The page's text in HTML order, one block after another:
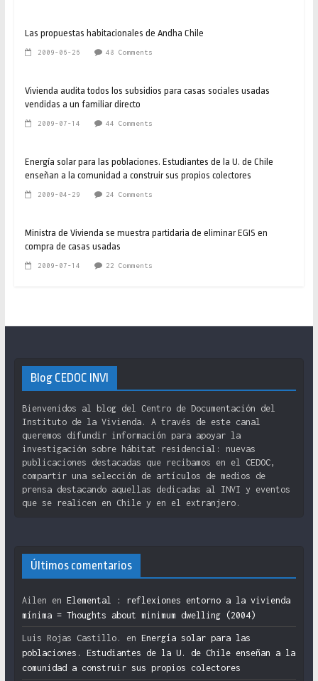
Las propuestas habitacionales de Andha Chile
2009-06-26 48 Comments
Vivienda audita todos los subsidios para casas sociales usadas
vendidas a un familiar directo
2009-07-14 44 Comments
Energía solar para las poblaciones. Estudiantes de la U. de Chile
enseñan a la comunidad a construir sus propios colectores
2009-04-29 24 Comments
Ministra de Vivienda se muestra partidaria de eliminar EGIS en
compra de casas usadas
2009-07-14 22 Comments
Blog CEDOC INVI
Bienvenidos al blog del Centro de Documentación del
Instituto de la Vivienda. A través de este canal
queremos difundir información para apoyar la
investigación sobre hábitat residencial: nuevas
publicaciones destacadas que recibamos en el CEDOC,
compartir una selección de artículos de medios de
prensa destacando aquellas dedicadas al INVI y eventos
que se realicen en Chile y en el extranjero.
Últimos comentarios
Ailen en Elemental : reflexiones entorno a la vivienda
mínima = Thoughts about minimum dwelling (2004)
Luis Rojas Castillo. en Energía solar para las
poblaciones. Estudiantes de la U. de Chile enseñan a la
comunidad a construir sus propios colectores